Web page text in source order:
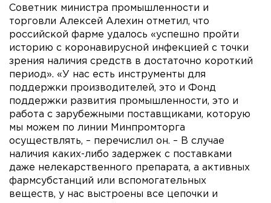
Советник министра промышленности и
торговли Алексей Алехин отметил, что
российской фарме удалось «успешно пройти
историю с коронавирусной инфекцией с точки
зрения наличия средств в достаточно короткий
период». «У нас есть инструменты для
поддержки производителей, это и Фонд
поддержки развития промышленности, это и
работа с зарубежными поставщиками, которую
мы можем по линии Минпромторга
осуществлять, – перечислил он. – В случае
наличия каких-либо задержек с поставками
даже нелекарственного препарата, а активных
фармсубстанций или вспомогательных
веществ, у нас выстроены все цепочки и